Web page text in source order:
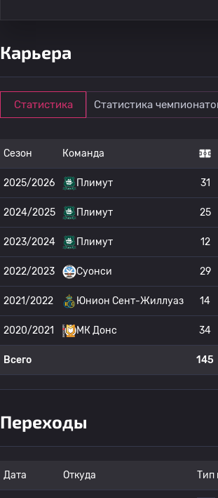
Карьера
Статистика Статистика
Сезон Команда
2025/2026 Плимут 31
2024/2025 Плимут 25
2023/2024 Плимут 12
2022/2023 Суонси 29
2021/2022 Юнион Сент-Жиллуаз 14
2020/2021 МК Донс 34
Всего 145
Переходы
Дата Откуда Тип